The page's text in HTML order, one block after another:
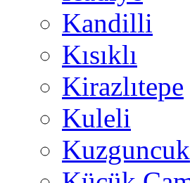
Kandilli
Kısıklı
Kirazlıtepe
Kuleli
Kuzguncuk